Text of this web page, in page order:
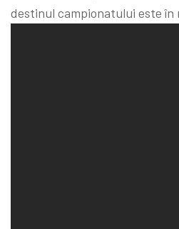
destinul campionatului este în